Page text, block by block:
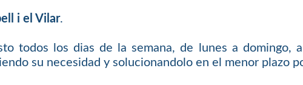
i el Vilar.
todos los dias de la semana, de lunes a domingo,
su necesidad y solucionandolo en el menor plazo